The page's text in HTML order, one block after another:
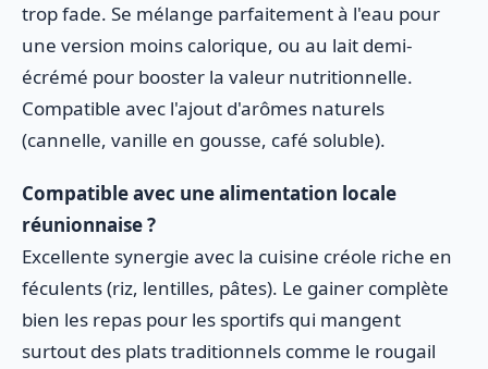
trop fade. Se mélange parfaitement à l'eau pour
une version moins calorique, ou au lait demi-
écrémé pour booster la valeur nutritionnelle.
Compatible avec l'ajout d'arômes naturels
(cannelle, vanille en gousse, café soluble).
Compatible avec une alimentation locale
réunionnaise ?
Excellente synergie avec la cuisine créole riche en
féculents (riz, lentilles, pâtes). Le gainer complète
bien les repas pour les sportifs qui mangent
surtout des plats traditionnels comme le rougail